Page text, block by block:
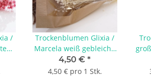
/
Trockenblumen Glixia /
Marcela weiß gebleicht,
kleine Blüten mit Stiel, L
ca. 25 cm
4,50 € *
4,50 € pro 1 Stk.